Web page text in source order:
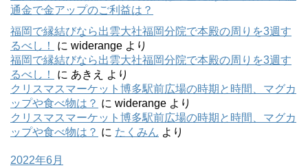
通金で金アップのご利益は？
福岡で縁結びなら出雲大社福岡分院で本殿の周りを3週す
るべし！
に widerange より
福岡で縁結びなら出雲大社福岡分院で本殿の周りを3週す
るべし！
に あきえ
より
クリスマスマーケット博多駅前広場の時期と時間、マグカ
ップや食べ物は？ に widerange より
クリスマスマーケット博多駅前広場の時期と時間、マグカ
ップや食べ物は？ に たくみん より
2022年6月